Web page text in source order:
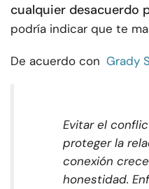
cualquier desacuerdo
podría indicar que te
De acuerdo con Grady
Evitar el
proteger la
conexión
honestidad.